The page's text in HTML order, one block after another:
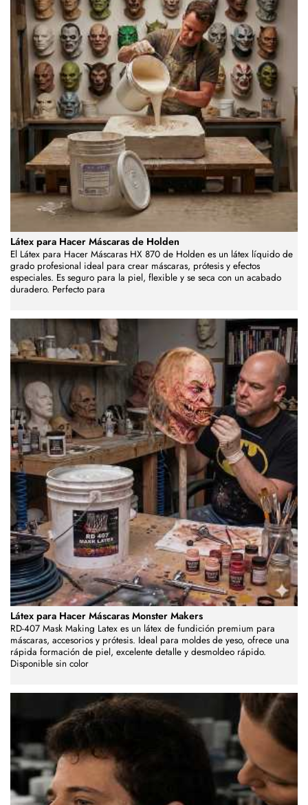
Látex para Hacer Máscaras de Holden
El Látex para Hacer Máscaras HX 870 de Holden es un látex líquido de
grado profesional ideal para crear máscaras, prótesis y efectos
especiales. Es seguro para la piel, flexible y se seca con un acabado
duradero. Perfecto para
Látex para Hacer Máscaras Monster Makers
RD-407 Mask Making Latex es un látex de fundición premium para
máscaras, accesorios y prótesis. Ideal para moldes de yeso, ofrece una
rápida formación de piel, excelente detalle y desmoldeo rápido.
Disponible sin color